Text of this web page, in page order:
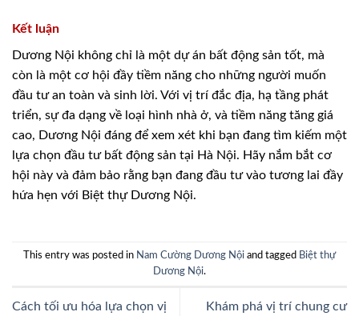
Kết luận
Dương Nội không chỉ là một dự án bất động sản tốt, mà
còn là một cơ hội đầy tiềm năng cho những người muốn
đầu tư an toàn và sinh lời. Với vị trí đắc địa, hạ tầng phát
triển, sự đa dạng về loại hình nhà ở, và tiềm năng tăng giá
cao, Dương Nội đáng để xem xét khi bạn đang tìm kiếm một
lựa chọn đầu tư bất động sản tại Hà Nội. Hãy nắm bắt cơ
hội này và đảm bảo rằng bạn đang đầu tư vào tương lai đầy
hứa hẹn với Biệt thự Dương Nội.
This entry was posted in Nam Cường Dương Nội and tagged Biệt thự
Dương Nội.
Cách tối ưu hóa lựa chọn vị Khám phá vị trí chung cư